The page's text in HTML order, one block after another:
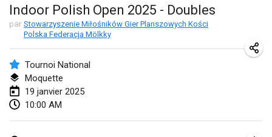
Indoor Polish Open 2025 - Doubles
par Stowarzyszenie Miłośników Gier Planszowych Kości
Polska Federacja Mölkky
Tournoi National
Moquette
19 janvier 2025
10:00 AM
18 janv. 2025| Pologne
Tournoi de St Max
19 janv. 2025|France
Indoor Polish Open 2025 - Doubles
19 janv. 2025
Tournoi de Mölkky - Lesfous Dubâtonvaigeois